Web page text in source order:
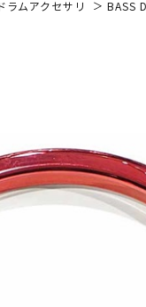
DTM
ラムアクセサリ BASS